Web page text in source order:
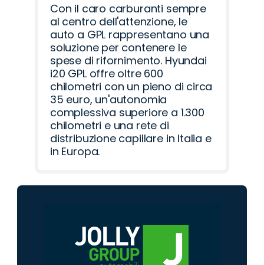
Con il caro carburanti sempre
al centro dell'attenzione, le
auto a GPL rappresentano una
soluzione per contenere le
spese di rifornimento. Hyundai
i20 GPL offre oltre 600
chilometri con un pieno di circa
35 euro, un'autonomia
complessiva superiore a 1.300
chilometri e una rete di
distribuzione capillare in Italia e
in Europa.